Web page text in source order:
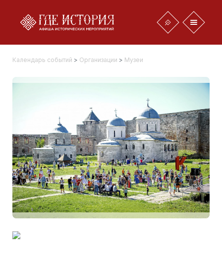
Календарь событий > Организации > Музеи